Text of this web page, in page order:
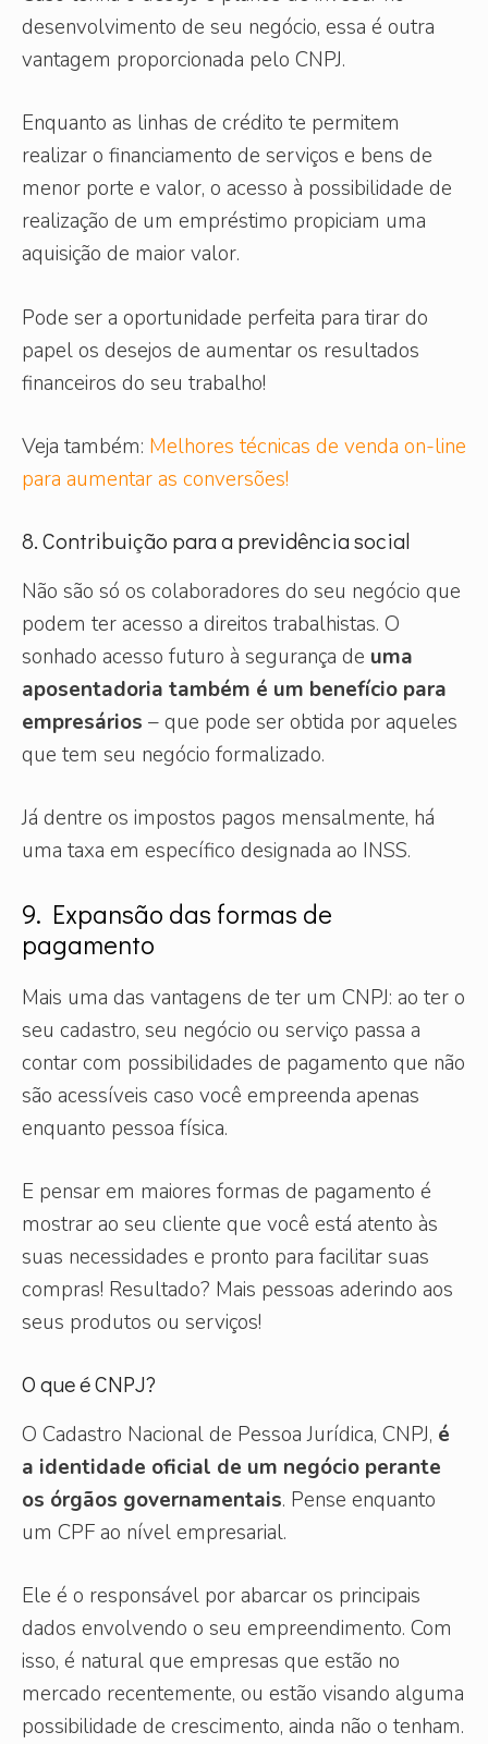
desenvolvimento de seu negócio, essa é outra
vantagem proporcionada pelo CNPJ.
Enquanto as linhas de crédito te permitem
realizar o financiamento de serviços e bens de
menor porte e valor, o acesso à possibilidade de
realização de um empréstimo propiciam uma
aquisição de maior valor.
Pode ser a oportunidade perfeita para tirar do
papel os desejos de aumentar os resultados
financeiros do seu trabalho!
Veja também: Melhores técnicas de venda on-line
para aumentar as conversões!
8. Contribuição para a previdência social
Não são só os colaboradores do seu negócio que
podem ter acesso a direitos trabalhistas. O
sonhado acesso futuro à segurança de uma
aposentadoria também é um benefício para
empresários – que pode ser obtida por aqueles
que tem seu negócio formalizado.
Já dentre os impostos pagos mensalmente, há
uma taxa em específico designada ao INSS.
9. Expansão das formas de
pagamento
Mais uma das vantagens de ter um CNPJ: ao ter o
seu cadastro, seu negócio ou serviço passa a
contar com possibilidades de pagamento que não
são acessíveis caso você empreenda apenas
enquanto pessoa física.
E pensar em maiores formas de pagamento é
mostrar ao seu cliente que você está atento às
suas necessidades e pronto para facilitar suas
compras! Resultado? Mais pessoas aderindo aos
seus produtos ou serviços!
O que é CNPJ?
O Cadastro Nacional de Pessoa Jurídica, CNPJ, é
a identidade oficial de um negócio perante
os órgãos governamentais. Pense enquanto
um CPF ao nível empresarial.
Ele é o responsável por abarcar os principais
dados envolvendo o seu empreendimento. Com
isso, é natural que empresas que estão no
mercado recentemente, ou estão visando alguma
possibilidade de crescimento, ainda não o tenham.